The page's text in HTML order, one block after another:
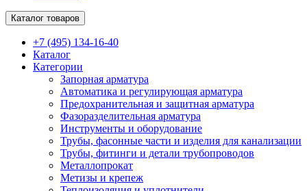
Каталог товаров
+7 (495) 134-16-40
Каталог
Категории
Запорная арматура
Автоматика и регулирующая арматура
Предохранительная и защитная арматура
Фазоразделительная арматура
Инструменты и оборудование
Трубы, фасонные части и изделия для канализации
Трубы, фитинги и детали трубопроводов
Металлопрокат
Метизы и крепеж